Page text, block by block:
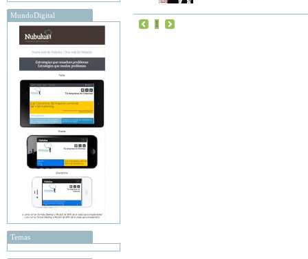
MundoDigital
Temas
1